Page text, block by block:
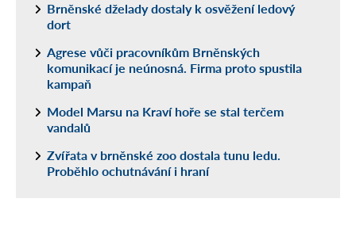
Brněnské dželady dostaly k osvěžení ledový
dort
Agrese vůči pracovníkům Brněnských
komunikací je neúnosná. Firma proto spustila
kampaň
Model Marsu na Kraví hoře se stal terčem
vandalů
Zvířata v brněnské zoo dostala tunu ledu.
Proběhlo ochutnávání i hraní